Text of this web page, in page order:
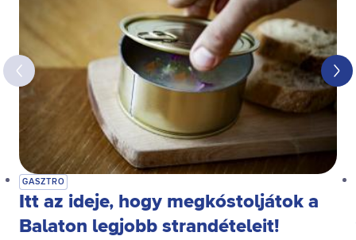
GASZTRO
Itt az ideje, hogy megkóstoljátok a
Balaton legjobb strandételeit!